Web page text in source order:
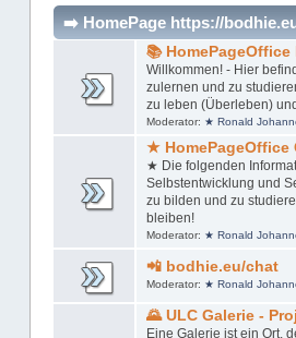
➡️ HomePage https://
📚
Willkommen! - Hier
zulernen und zu
zu leben (Überleben)
Moderator: ★ Ronald
★ HomePageOffice
★ Die folgenden
Selbstentwicklung und
zu bilden und zu
bleiben!
Moderator: ★ Ronald
📲 bodhie.eu/chat
Moderator: ★ Ronald
🌄 ULC Galerie -
Eine Galerie ist ein Ort,